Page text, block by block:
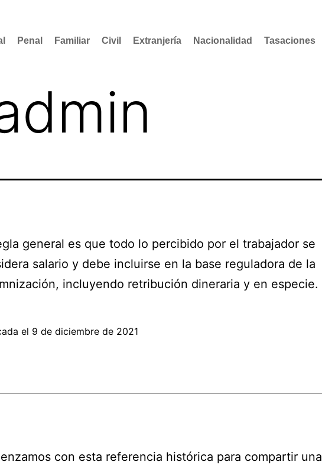
Penal Familiar Civil Extranjería Nacionalidad Tasaciones
general es que todo lo percibido por el trabajador se
salario y debe incluirse en la base reguladora de la
incluyendo retribución dineraria y en especie.
el 9 de diciembre de 2021
con esta referencia histórica para compartir una